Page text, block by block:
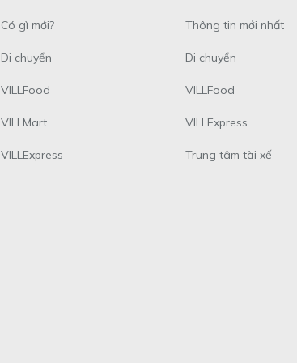
Có gì mới?
Di chuyển
VILLFood
VILLMart
VILLExpress
Thông tin mới nhất
Di chuyển
VILLFood
VILLExpress
Trung tâm tài xế